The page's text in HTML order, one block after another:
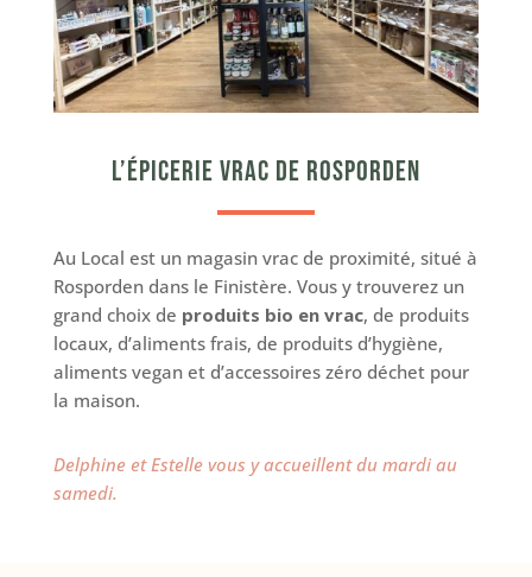
L’épicerie vrac de Rosporden
Au Local est un magasin vrac de proximité, situé à
Rosporden dans le Finistère. Vous y trouverez un
grand choix de produits bio en vrac, de produits
locaux, d’aliments frais, de produits d’hygiène,
aliments vegan et d’accessoires zéro déchet pour
la maison.
Delphine et Estelle vous y accueillent du mardi au
samedi.